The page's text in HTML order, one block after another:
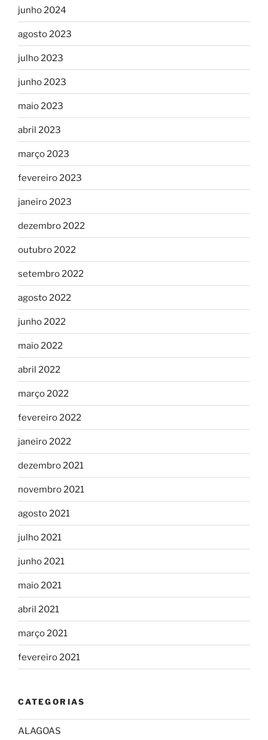
junho 2024
agosto 2023
julho 2023
junho 2023
maio 2023
abril 2023
março 2023
fevereiro 2023
janeiro 2023
dezembro 2022
outubro 2022
setembro 2022
agosto 2022
junho 2022
maio 2022
abril 2022
março 2022
fevereiro 2022
janeiro 2022
dezembro 2021
novembro 2021
agosto 2021
julho 2021
junho 2021
maio 2021
abril 2021
março 2021
fevereiro 2021
CATEGORIAS
ALAGOAS